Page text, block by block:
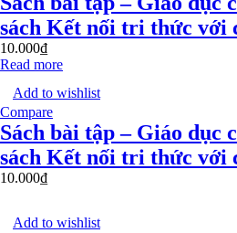
sách Kết nối tri thức với
10.000₫
Read more
Add to wishlist
Compare
Sách bài tập – Giáo dục
sách Kết nối tri thức với
10.000₫
Add to wishlist